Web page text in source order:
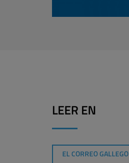
LEER EN
EL CORREO GALLEGO